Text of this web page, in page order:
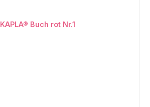
KAPLA® Buch rot Nr.1